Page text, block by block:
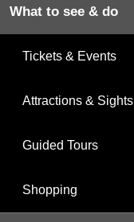
What to see & do
Tickets & Events
Attractions & Sights
Guided Tours
Shopping